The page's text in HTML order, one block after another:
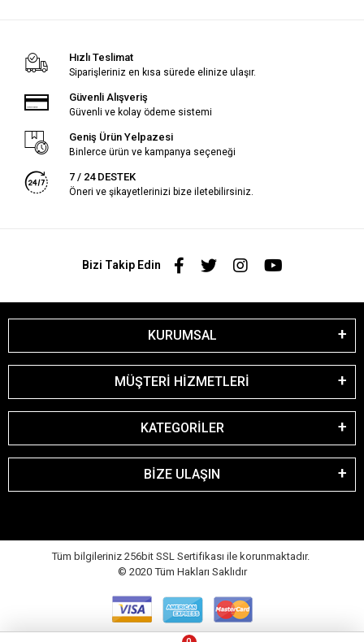
Hızlı Teslimat
Siparişleriniz en kısa sürede elinize ulaşır.
Güvenli Alışveriş
Güvenli ve kolay ödeme sistemi
Geniş Ürün Yelpazesi
Binlerce ürün ve kampanya seçeneği
7 / 24 DESTEK
Öneri ve şikayetlerinizi bize iletebilirsiniz.
Bizi Takip Edin
KURUMSAL
MÜŞTERİ HİZMETLERİ
KATEGORİLER
BİZE ULAŞIN
Tüm bilgileriniz 256bit SSL Sertifikası ile korunmaktadır.
© 2020 Tüm Hakları Saklıdır